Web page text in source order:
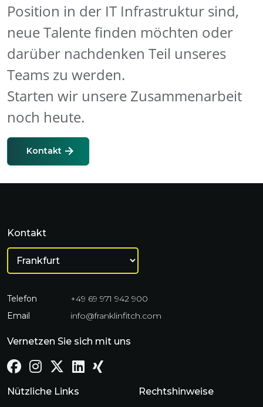
Position in der IT Infrastruktur sind,
neue Talente finden möchten oder
darüber nachdenken Teil unseres
Teams zu werden.
Starten wir unsere Zusammenarbeit
noch heute.
Kontakt
Kontakt
Telefon
+49 69 971 942 900
Email
info@franklinfitch.com
Vernetzen Sie sich mit uns
Nützliche Links
Rechtshinweise